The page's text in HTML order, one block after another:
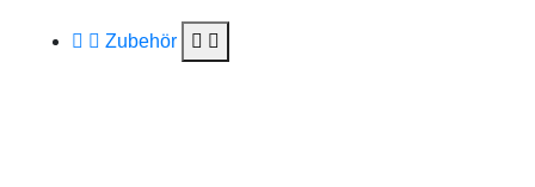
Zubehör